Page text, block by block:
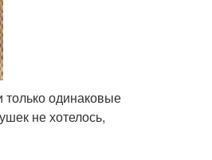
одинаковые
не хотелось,